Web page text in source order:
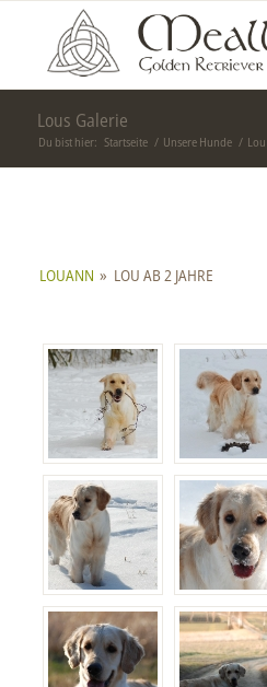
Lous Galerie
Du bist hier: Startseite / Unsere Hunde / Lou
LOUANN » LOU AB 2 JAHRE